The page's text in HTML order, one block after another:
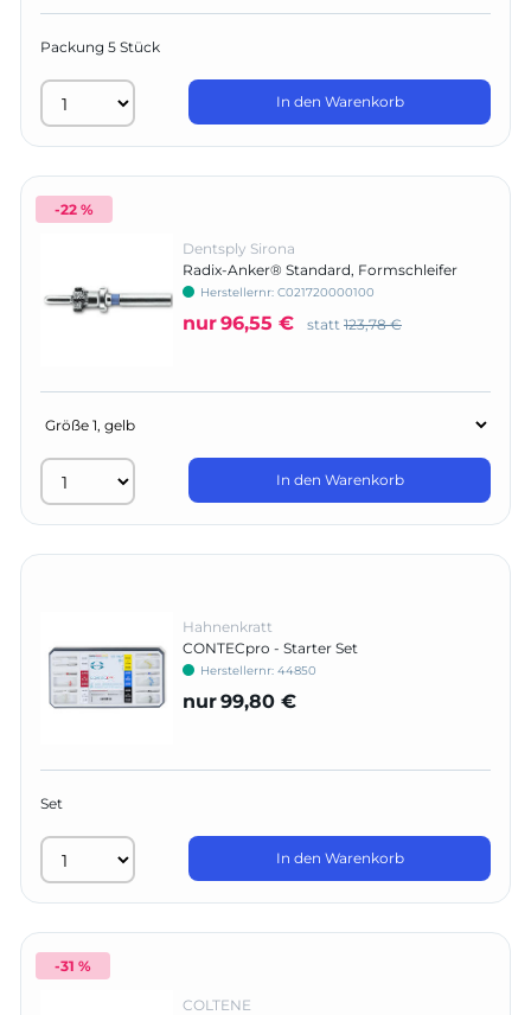
Packung 5 Stück
In den Warenkorb
-22 %
Dentsply Sirona
Radix-Anker® Standard, Formschleifer
Herstellernr: C021720000100
nur96,55 € statt 123,78 €
In den Warenkorb
Hahnenkratt
CONTECpro - Starter Set
Herstellernr: 44850
nur99,80 €
Set
In den Warenkorb
-31 %
COLTENE